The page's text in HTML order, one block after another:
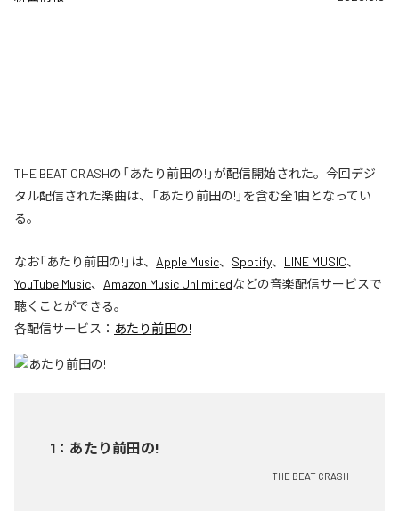
THE BEAT CRASHの「あたり前田の!」が配信開始された。今回デジ
タル配信された楽曲は、「あたり前田の!」を含む全1曲となってい
る。
なお「あたり前田の! 」は、 Apple Music、 Spotify、 LINE MUSIC、
YouTube Music、 Amazon Music Unlimitedなどの音楽配信サービスで
聴くことができる。
各配信サービス： あたり前田の!
1 ： あたり前田の!
THE BEAT CRASH